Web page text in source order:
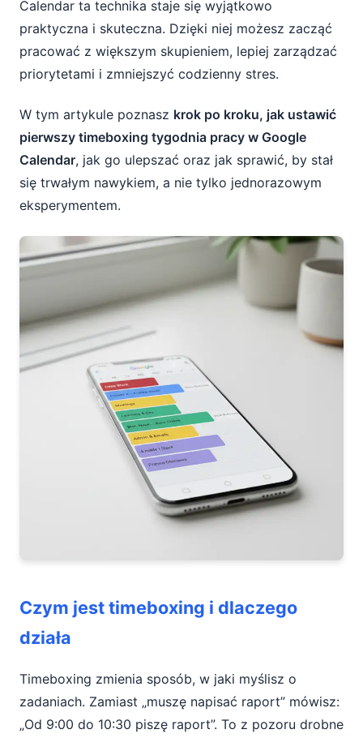
Rozwój, bufor i kolory – dopracowanie
kalendarza
Jak utrzymać timeboxing w dłuższej
Podsumowanie – pierwszy krok do
odzyskania kontroli nad czasem
Calendar ta technika staje się wyjątkowo
praktyczna i skuteczna. Dzięki niej możesz zacząć
pracować z większym skupieniem, lepiej zarządzać
priorytetami i zmniejszyć codzienny stres.
W tym artykule poznasz krok po kroku, jak ustawić
pierwszy timeboxing tygodnia pracy w Google
Calendar, jak go ulepszać oraz jak sprawić, by stał
się trwałym nawykiem, a nie tylko jednorazowym
eksperymentem.
Czym jest timeboxing i dlaczego
działa
Timeboxing zmienia sposób, w jaki myślisz o
zadaniach. Zamiast „muszę napisać raport” mówisz:
„Od 9:00 do 10:30 piszę raport”. To z pozoru drobne